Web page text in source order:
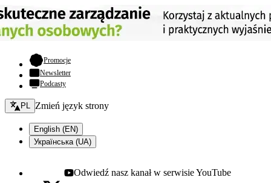
Promocje- otwiera się w nowej karcie
Newsletter
Podcasty
Zmień język - bieżący:
PL Zmień język strony
English (EN)
Українська (UA)
Youtube - otwiera się w nowej karcie
Odwiedź nasz kanał w serwisie YouTube